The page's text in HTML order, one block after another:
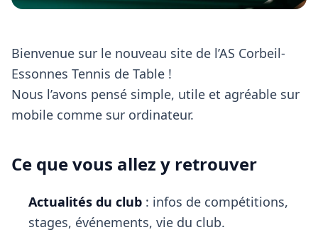
Bienvenue sur le nouveau site de l’AS Corbeil-
Essonnes Tennis de Table !
Nous l’avons pensé simple, utile et agréable sur
mobile comme sur ordinateur.
Ce que vous allez y retrouver
Actualités du club : infos de compétitions,
stages, événements, vie du club.